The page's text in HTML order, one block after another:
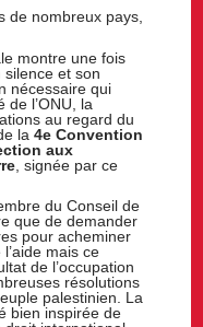
de nombreux pays,
montre une fois
et son
nécessaire qui
de l’ONU, la
au regard du
la4e Convention
aux
, signée par ce
du Conseil de
que de demander
pour acheminer
mais ce
de l’occupation
résolutions
palestinien. La
bien inspirée de